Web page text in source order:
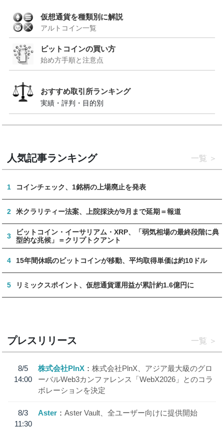
仮想通貨を種類別に解説
アルトコイン一覧
ビットコインの買い方
始め方手順と注意点
おすすめ取引所ランキング
実績・評判・目的別
人気記事ランキング 一覧
1 コインチェック、1銘柄の上場廃止を発表
2 米クラリティー法案、上院採決が9月まで延期＝報道
3
ビットコイン・イーサリアム・XRP、「弱気相場の最終段階に典
型的な兆候」＝クリプトクアント
4 15年間休眠のビットコインが移動、平均取得単価は約10ドル
5 リミックスポイント、仮想通貨運用益が累計約1.6億円に
プレスリリース 一覧
8/5
14:00
株式会社PlnX
株式会社PlnX、アジア最大級のグロ
ーバルWeb3カンファレンス「WebX2026」とのコラ
ボレーションを決定
8/3
11:30
Aster Aster Vault、全ユーザー向けに提供開始